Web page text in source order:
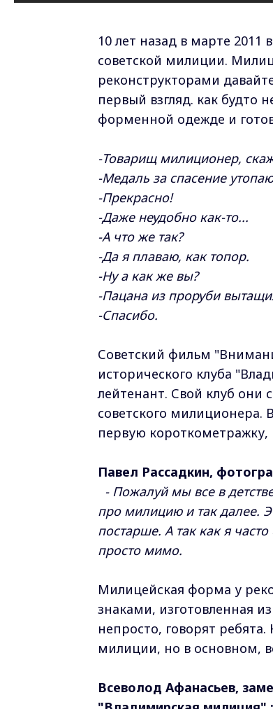
10 лет назад в марте
советской милиции.
реконструкторами
первый взгляд. как
форменной одежде и
-Товарищ милиционер,
-Медаль за спасение
-Прекрасно!
-Даже неудобно как-то...
-А что же так?
-Да я плаваю, как топор.
-Ну а как же вы?
-Пацана из проруби
-Спасибо.
Советский фильм
исторического клуба
лейтенант. Свой клуб они
советского
первую
Павел Рассадкин,
- Пожалуй мы все в
про милицию и так далее.
постарше. А так как я
просто мимо.
Милицейская форма у
знаками, изготовленная
непросто, говорят
милиции, но в основном,
Всеволод Афанасьев,